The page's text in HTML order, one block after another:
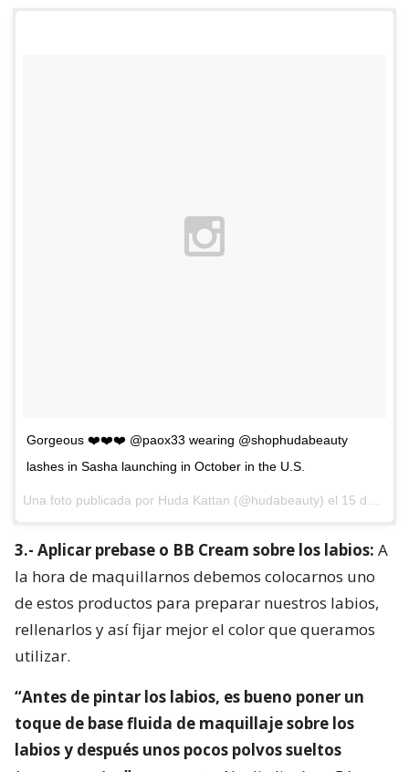
Gorgeous ❤️❤️❤️ @paox33 wearing @shophudabeauty
lashes in Sasha launching in October in the U.S.
Una foto publicada por Huda Kattan (@hudabeauty) el 15 de Sep de 2015 a la(s) 6:46 PDT
3.- Aplicar prebase o BB Cream sobre los labios: A
la hora de maquillarnos debemos colocarnos uno
de estos productos para preparar nuestros labios,
rellenarlos y así fijar mejor el color que queramos
utilizar.
“Antes de pintar los labios, es bueno poner un
toque de base fluida de maquillaje sobre los
labios y después unos pocos polvos sueltos